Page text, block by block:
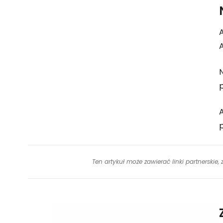
Ten artykuł może zawierać linki